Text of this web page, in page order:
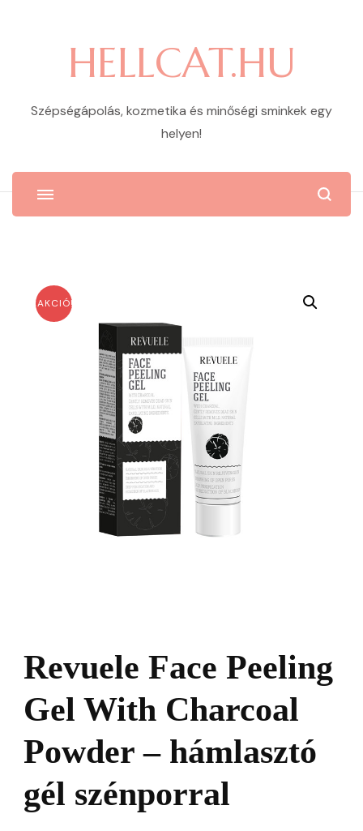
HELLCAT.HU
Szépségápolás, kozmetika és minőségi sminkek egy
helyen!
AKCIÓ!
Revuele Face Peeling
Gel With Charcoal
Powder – hámlasztó
gél szénporral